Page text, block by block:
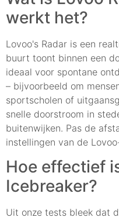
werkt het?
Lovoo's Radar is een
buurt toont binnen een
ideaal voor spontane
– bijvoorbeeld om
sportscholen of
snelle doorstroom in
buitenwijken. Pas de
instellingen van de
Hoe effectief
Icebreaker?
Uit onze tests bleek dat